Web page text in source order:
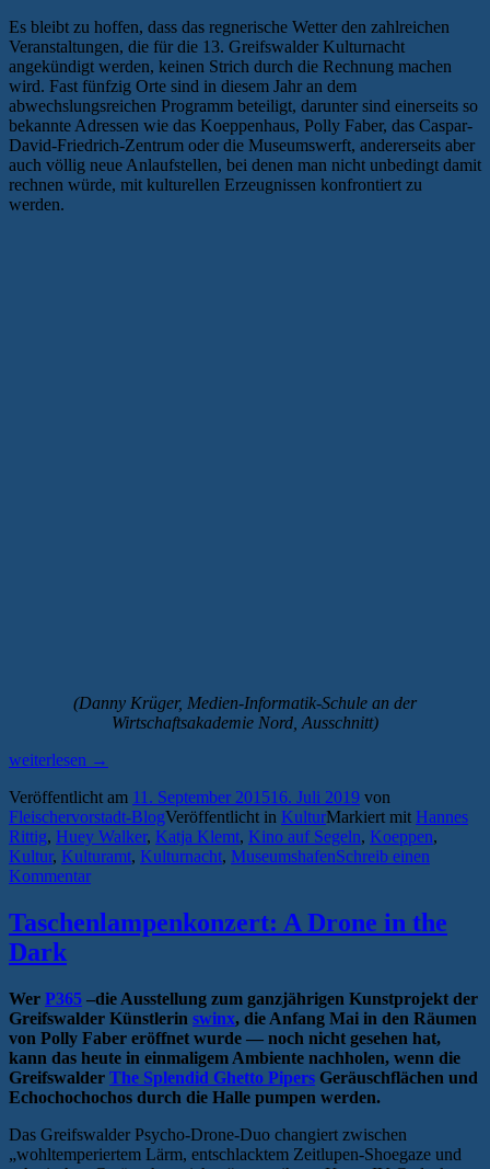
Es bleibt zu hoffen, dass das regnerische Wetter den zahlreichen
Veranstaltungen, die für die 13. Greifswalder Kulturnacht
angekündigt werden, keinen Strich durch die Rechnung machen
wird. Fast fünfzig Orte sind in diesem Jahr an dem
abwechslungsreichen Programm beteiligt, darunter sind einerseits so
bekannte Adressen wie das Koeppenhaus, Polly Faber, das Caspar-
David-Friedrich-Zentrum oder die Museumswerft, andererseits aber
auch völlig neue Anlaufstellen, bei denen man nicht unbedingt damit
rechnen würde, mit kulturellen Erzeugnissen konfrontiert zu
werden.
(Danny Krüger, Medien-Informatik-Schule an der
Wirtschaftsakademie Nord, Ausschnitt)
„Das
der
13.
Greifswalder
Kulturnacht“
weiterlesen →
Veröffentlicht am 11. September 201516. Juli 2019 von
Fleischervorstadt-BlogVeröffentlicht in KulturMarkiert mit Hannes
Rittig, Huey Walker, Katja Klemt, Kino auf Segeln, Koeppen,
Kultur, Kulturamt, Kulturnacht, MuseumshafenSchreib einen
Kommentar
Taschenlampenkonzert: A Drone in the
Dark
Wer P365 –die Ausstellung zum ganzjährigen Kunstprojekt der
Greifswalder Künstlerin swinx, die Anfang Mai in den Räumen
von Polly Faber eröffnet wurde — noch nicht gesehen hat,
kann das heute in einmaligem Ambiente nachholen, wenn die
Greifswalder The Splendid Ghetto Pipers Geräuschflächen und
Echochochochos durch die Halle pumpen werden.
Das Greifswalder Psycho-Drone-Duo changiert zwischen
„wohltemperiertem Lärm, entschlacktem Zeitlupen-Shoegaze und